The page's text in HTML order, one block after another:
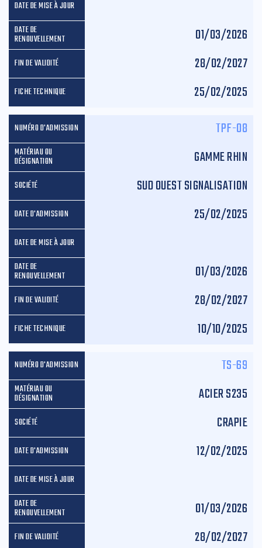
01/03/2026
28/02/2027
25/02/2025
TPF-08
GAMME RHIN
SUD OUEST SIGNALISATION
25/02/2025
01/03/2026
28/02/2027
10/10/2025
TS-69
ACIER S235
CRAPIE
12/02/2025
01/03/2026
28/02/2027